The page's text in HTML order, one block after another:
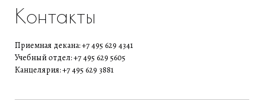
Контакты
Приемная декана: +7 495 629 4341
Учебный отдел: +7 495 629 5605
Канцелярия: +7 495 629 3881